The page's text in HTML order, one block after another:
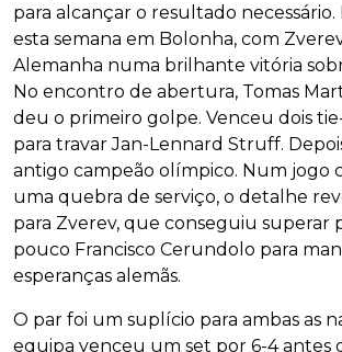
para alcançar o resultado necessário.
esta semana em Bolonha, com
Alemanha numa brilhante vitória
No encontro de abertura, Tomas
deu o primeiro golpe. Venceu dois
para travar Jan-Lennard Struff.
antigo campeão olímpico. Num jogo
uma quebra de serviço, o detalhe
para Zverev, que conseguiu superar
pouco Francisco Cerundolo para
esperanças alemãs.
O par foi um suplício para ambas as
equipa venceu um set por 6-4 antes